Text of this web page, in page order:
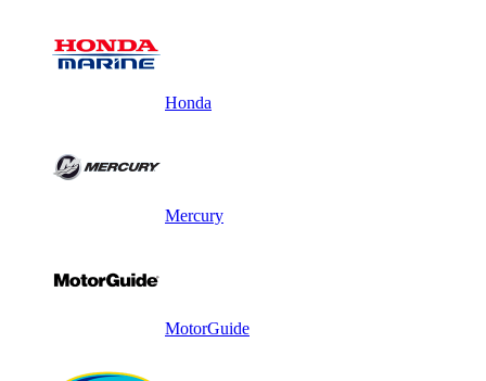
Honda
Mercury
MotorGuide